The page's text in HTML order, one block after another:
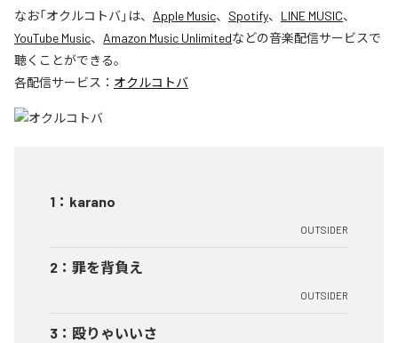
なお「オクルコトバ」は、 Apple Music、 Spotify、 LINE MUSIC、
YouTube Music、 Amazon Music Unlimitedなどの音楽配信サービスで
聴くことができる。
各配信サービス： オクルコトバ
1 ： karano
OUTSIDER
2 ： 罪を背負え
OUTSIDER
3 ： 殴りゃいいさ